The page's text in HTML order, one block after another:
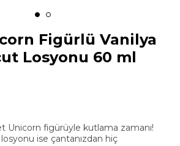
Figürlü Vanilya
Losyonu 60 ml
Unicorn figürüyle kutlama zamanı!
ise çantanızdan hiç